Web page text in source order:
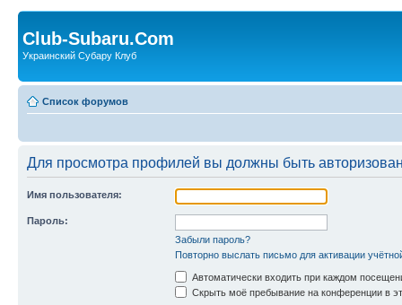
Club-Subaru.Com
Украинский Субару Клуб
Список форумов
Для просмотра профилей вы должны быть
Имя пользователя:
Пароль:
Забыли пароль?
Повторно выслать письмо для активации
Автоматически входить при каждом
Скрыть моё пребывание на конференции в